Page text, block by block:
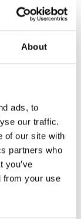
About
ads, to
our traffic.
of our site with
partners who
you’ve
from your use
0.799 kg
210
Stick
jaar verkrijgbaar
97 X 6 MM